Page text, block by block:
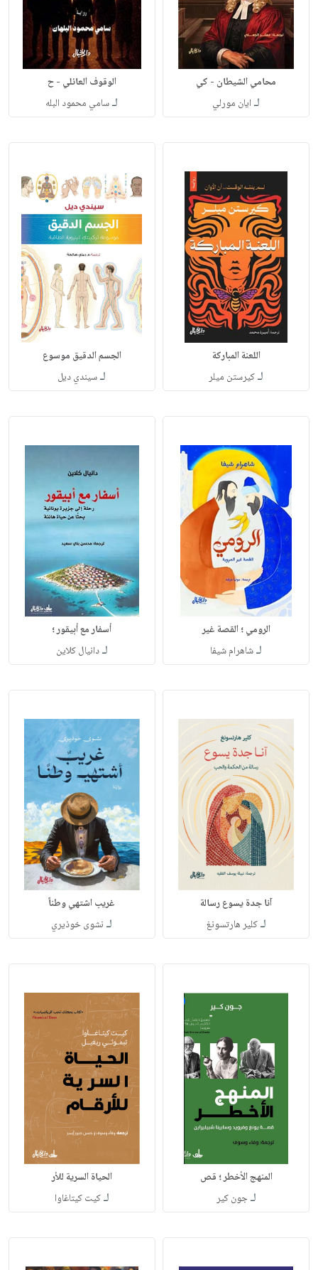
محامي الشيطان - كي
لـ ايان مورلي
الوقوف العائلي - ح
لـسامي محمود البله
اللعنة المباركة
لـكيرستن ميلر
الجسم الدقيق موسوع
لـسيندي ديل
الرومي ؛ القصة غير
لـشاهرام شيفا
أسفار مع أبيقور ؛
لـدانيال كلاين
آنا جدة يسوع رسالة
لـكلير هارتسونغ
غريب اشتهي وطناً
لـ نشوى خوذيري
المنهج الأخطر ؛ قص
لـجون كير
الحياة السرية للأر
لـكيت كيتاغاوا